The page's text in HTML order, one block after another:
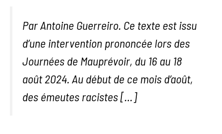
Par Antoine Guerreiro. Ce texte est issu
d’une intervention prononcée lors des
Journées de Mauprévoir, du 16 au 18
août 2024. Au début de ce mois d’août,
des émeutes racistes […]